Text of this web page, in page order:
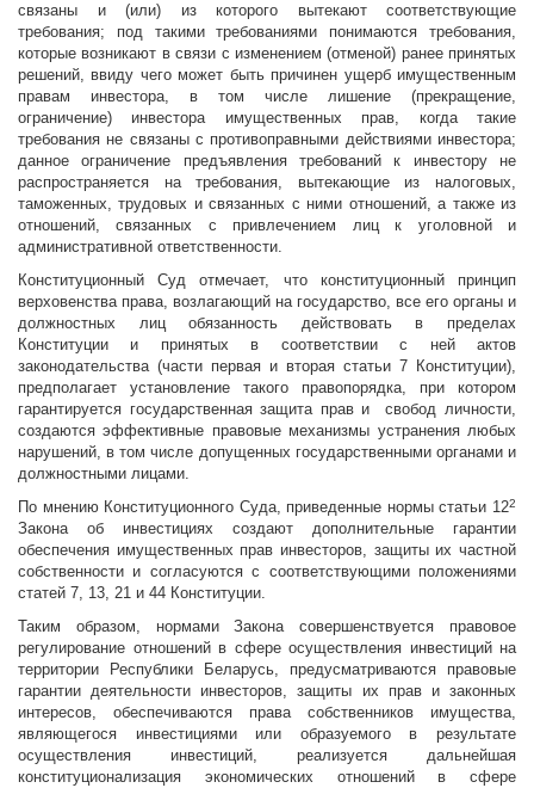
связаны и (или) из которого вытекают соответствующие
требования; под такими требованиями понимаются требования,
которые возникают в связи с изменением (отменой) ранее принятых
решений, ввиду чего может быть причинен ущерб имущественным
правам инвестора, в том числе лишение (прекращение,
ограничение) инвестора имущественных прав, когда такие
требования не связаны с противоправными действиями инвестора;
данное ограничение предъявления требований к инвестору не
распространяется на требования, вытекающие из налоговых,
таможенных, трудовых и связанных с ними отношений, а также из
отношений, связанных с привлечением лиц к уголовной и
административной ответственности.
Конституционный Суд отмечает, что конституционный принцип
верховенства права, возлагающий на государство, все его органы и
должностных лиц обязанность действовать в пределах
Конституции и принятых в соответствии с ней актов
законодательства (части первая и вторая статьи 7 Конституции),
предполагает установление такого правопорядка, при котором
гарантируется государственная защита прав и свобод личности,
создаются эффективные правовые механизмы устранения любых
нарушений, в том числе допущенных государственными органами и
должностными лицами.
По мнению Конституционного Суда, приведенные нормы статьи 122
Закона об инвестициях создают дополнительные гарантии
обеспечения имущественных прав инвесторов, защиты их частной
собственности и согласуются с соответствующими положениями
статей 7, 13, 21 и 44 Конституции.
Таким образом, нормами Закона совершенствуется правовое
регулирование отношений в сфере осуществления инвестиций на
территории Республики Беларусь, предусматриваются правовые
гарантии деятельности инвесторов, защиты их прав и законных
интересов, обеспечиваются права собственников имущества,
являющегося инвестициями или образуемого в результате
осуществления инвестиций, реализуется дальнейшая
конституционализация экономических отношений в сфере